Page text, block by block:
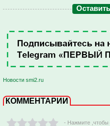
Новости smi2.ru
КОММЕНТАРИИ
- Нажмите ,чтобы